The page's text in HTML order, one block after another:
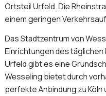
Ortsteil Urfeld. Die
einem geringen
Das Stadtzentrum von
Einrichtungen des täglichen
Urfeld gibt es eine
Wesseling bietet durch
perfekte Anbindung zu